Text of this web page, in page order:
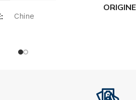
Chine
ORIGINE